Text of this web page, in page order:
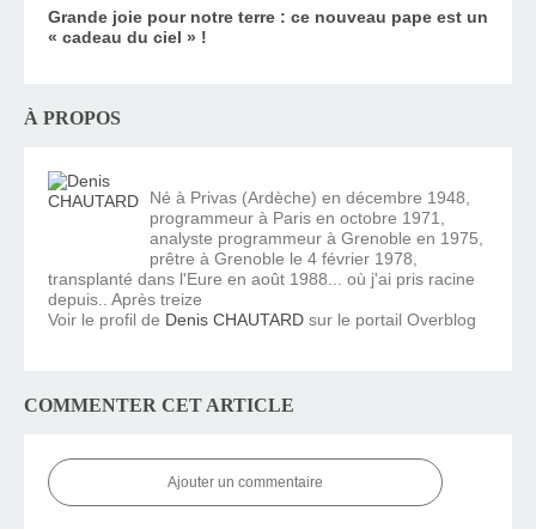
Grande joie pour notre terre : ce nouveau pape est un
« cadeau du ciel » !
À PROPOS
Né à Privas (Ardèche) en décembre 1948,
programmeur à Paris en octobre 1971,
analyste programmeur à Grenoble en 1975,
prêtre à Grenoble le 4 février 1978,
transplanté dans l'Eure en août 1988... où j'ai pris racine
depuis.. Après treize
Voir le profil de Denis CHAUTARD sur le portail Overblog
COMMENTER CET ARTICLE
Ajouter un commentaire